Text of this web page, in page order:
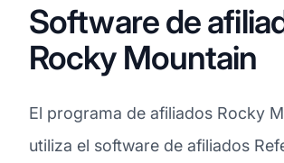
Software de
Rocky Mountain
El programa de afiliados Rocky
utiliza el software de afiliados